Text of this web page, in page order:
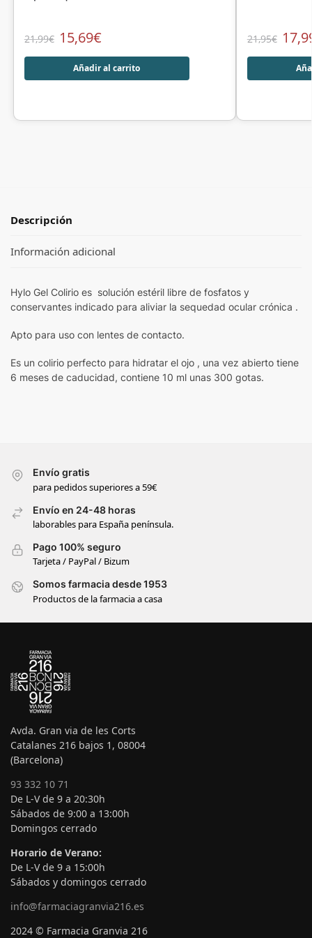
21,99€ 15,69€
Añadir al carrito
21,95€
Descripción
Información adicional
Hylo Gel Colirio es solución estéril libre de fosfatos y
conservantes indicado para aliviar la sequedad ocular crónica .
Apto para uso con lentes de contacto.
Es un colirio perfecto para hidratar el ojo , una vez abierto tiene
6 meses de caducidad, contiene 10 ml unas 300 gotas.
Envío gratis
para pedidos superiores a 59€
Envío en 24-48 horas
laborables para España península.
Pago 100% seguro
Tarjeta / PayPal / Bizum
Somos farmacia desde 1953
Productos de la farmacia a casa
Avda. Gran via de les Corts
Catalanes 216 bajos 1, 08004
(Barcelona)
93 332 10 71
De L-V de 9 a 20:30h
Sábados de 9:00 a 13:00h
Domingos cerrado
Horario de Verano:
De L-V de 9 a 15:00h
Sábados y domingos cerrado
info@farmaciagranvia216.es
2024 © Farmacia Granvia 216